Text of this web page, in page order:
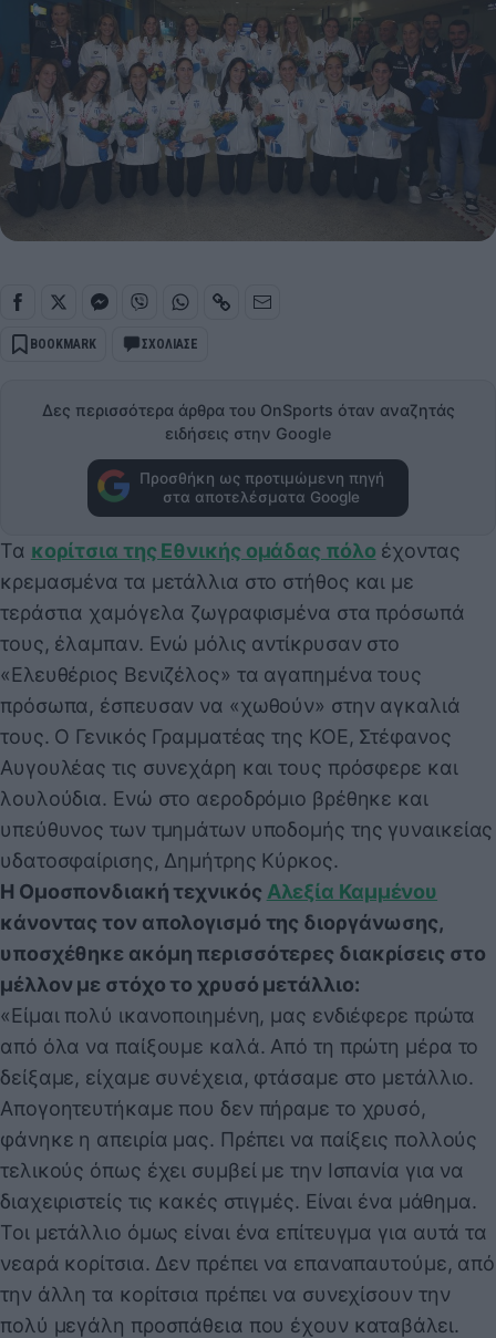
BOOKMARK ΣΧΟΛΙΑΣΕ
Δες περισσότερα άρθρα του OnSports όταν αναζητάς
ειδήσεις στην Google
Προσθήκη ως προτιμώμενη πηγή
στα αποτελέσματα Google
Τα κορίτσια της Εθνικής ομάδας πόλο έχοντας
κρεμασμένα τα μετάλλια στο στήθος και με
τεράστια χαμόγελα ζωγραφισμένα στα πρόσωπά
τους, έλαμπαν. Ενώ μόλις αντίκρυσαν στο
«Ελευθέριος Βενιζέλος» τα αγαπημένα τους
πρόσωπα, έσπευσαν να «χωθούν» στην αγκαλιά
τους. Ο Γενικός Γραμματέας της ΚΟΕ, Στέφανος
Αυγουλέας τις συνεχάρη και τους πρόσφερε και
λουλούδια. Ενώ στο αεροδρόμιο βρέθηκε και
υπεύθυνος των τμημάτων υποδομής της γυναικείας
υδατοσφαίρισης, Δημήτρης Κύρκος.
Η Ομοσπονδιακή τεχνικός Αλεξία Καμμένου
κάνοντας τον απολογισμό της διοργάνωσης,
υποσχέθηκε ακόμη περισσότερες διακρίσεις στο
μέλλον με στόχο το χρυσό μετάλλιο:
«Είμαι πολύ ικανοποιημένη, μας ενδιέφερε πρώτα
από όλα να παίξουμε καλά. Από τη πρώτη μέρα το
δείξαμε, είχαμε συνέχεια, φτάσαμε στο μετάλλιο.
Απογοητευτήκαμε που δεν πήραμε το χρυσό,
φάνηκε η απειρία μας. Πρέπει να παίξεις πολλούς
τελικούς όπως έχει συμβεί με την Ισπανία για να
διαχειριστείς τις κακές στιγμές. Είναι ένα μάθημα.
Τοι μετάλλιο όμως είναι ένα επίτευγμα για αυτά τα
νεαρά κορίτσια. Δεν πρέπει να επαναπαυτούμε, από
την άλλη τα κορίτσια πρέπει να συνεχίσουν την
πολύ μεγάλη προσπάθεια που έχουν καταβάλει.